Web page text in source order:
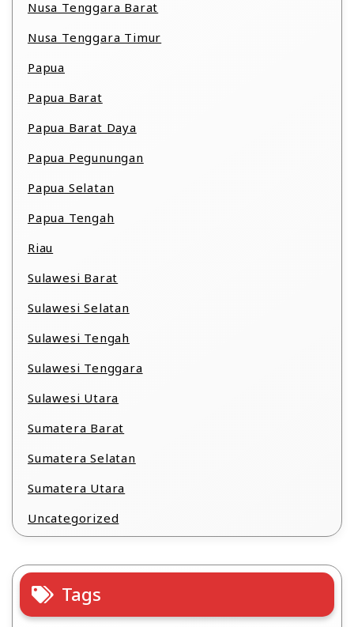
Nusa Tenggara Barat
Nusa Tenggara Timur
Papua
Papua Barat
Papua Barat Daya
Papua Pegunungan
Papua Selatan
Papua Tengah
Riau
Sulawesi Barat
Sulawesi Selatan
Sulawesi Tengah
Sulawesi Tenggara
Sulawesi Utara
Sumatera Barat
Sumatera Selatan
Sumatera Utara
Uncategorized
Tags